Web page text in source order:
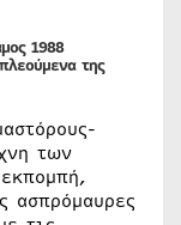
1988
της
των
ασπρόμαυρες